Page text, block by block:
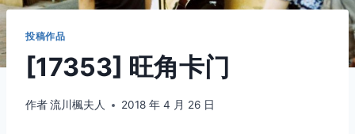
投稿作品
[17353] 旺角卡门
作者流川楓夫人 2018 年 4 月 26 日